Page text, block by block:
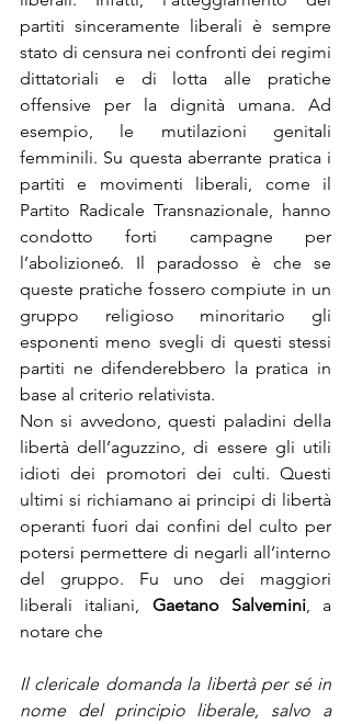
partiti sinceramente liberali è sempre
stato di censura nei confronti dei regimi
dittatoriali e di lotta alle pratiche
offensive per la dignità umana. Ad
esempio, le mutilazioni genitali
femminili. Su questa aberrante pratica i
partiti e movimenti liberali, come il
Partito Radicale Transnazionale, hanno
condotto forti campagne per
l’abolizione6. Il paradosso è che se
queste pratiche fossero compiute in un
gruppo religioso minoritario gli
esponenti meno svegli di questi stessi
partiti ne difenderebbero la pratica in
base al criterio relativista.
Non si avvedono, questi paladini della
libertà dell’aguzzino, di essere gli utili
idioti dei promotori dei culti. Questi
ultimi si richiamano ai principi di libertà
operanti fuori dai confini del culto per
potersi permettere di negarli all’interno
del gruppo. Fu uno dei maggiori
liberali italiani, Gaetano Salvemini, a
notare che
Il clericale domanda la libertà per sé in
nome del principio liberale, salvo a